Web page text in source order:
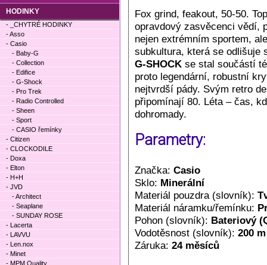
Fox grind, feakout, 50-50.
opravdový zasvěcenci vědí,
nejen extrémním sportem,
subkultura, která se odlišuje
G-SHOCK se stal součástí
proto legendární, robustní
nejtvrdší pády. Svým retro
připomínají 80. Léta – čas,
dohromady.
Parametry:
Značka: Casio
Sklo: Minerální
Materiál pouzdra (slovník):
Materiál náramku/řemínku:
Pohon (slovník): Bateriový
Vodotěsnost (slovník): 200 m
Záruka: 24 měsíců
HODINKY
- _CHYTRÉ HODINKY
- Asso
- Casio
- Baby-G
- Collection
- Edifice
- G-Shock
- Pro Trek
- Radio Controlled
- Sheen
- Sport
- CASIO řemínky
- Citizen
- CLOCKODILE
- Doxa
- Elton
- H+H
- JVD
- Architect
- Seaplane
- SUNDAY ROSE
- Lacerta
- LAVVU
- Len.nox
- Minet
- MPM Quality